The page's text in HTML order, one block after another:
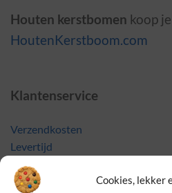
Cookies, lekker
Houten kerstbomen koop
HoutenKerstboom.com
Klantenservice
Verzendkosten
Levertijd
Retourneren & ruilen
Garantie